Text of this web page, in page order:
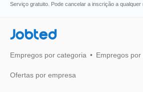
Serviço gratuito. Pode cancelar a inscrição a qualquer
Jobted
Empregos por categoria Empregos por
Ofertas por empresa